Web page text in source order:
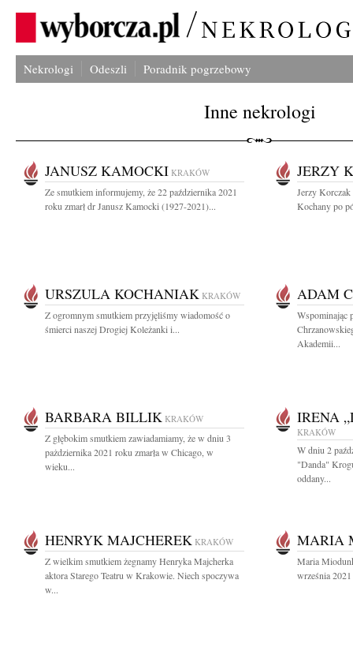
Nekrologi Odeszli Poradnik pogrzebowy
Inne nekrologi
JANUSZ KAMOCKI KRAKÓW
Ze smutkiem informujemy, że 22 października 2021
roku zmarł dr Janusz Kamocki (1927-2021)...
JERZY
Jerzy
Kochany po
URSZULA KOCHANIAK KRAKÓW
Z ogromnym smutkiem przyjęliśmy wiadomość o
śmierci naszej Drogiej Koleżanki i...
ADAM
Wspominając
Akademii...
BARBARA BILLIK KRAKÓW
Z głębokim smutkiem zawiadamiamy, że w dniu 3
pażdziernika 2021 roku zmarła w Chicago, w
wieku...
IRENA
KRAKÓW
W dniu 2
"Danda"
oddany...
HENRYK MAJCHEREK KRAKÓW
Z wielkim smutkiem żegnamy Henryka Majcherka
aktora Starego Teatru w Krakowie. Niech spoczywa
w...
MARIA
Maria
września